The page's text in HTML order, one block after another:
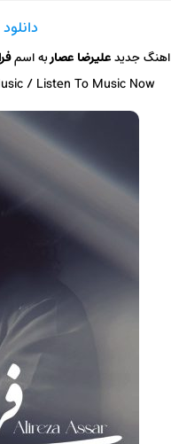
اهنگ جدیدعلیرضا عصاربه اسم
/ Listen To Music Now